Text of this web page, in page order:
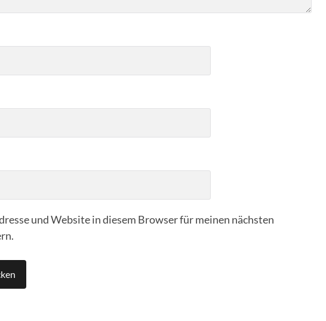
und Website in diesem Browser für meinen nächsten